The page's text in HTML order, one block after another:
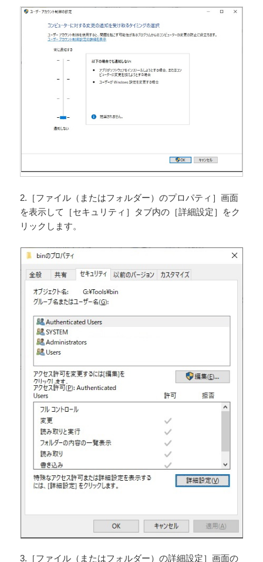
2.［ファイル（またはフォルダー）のプロパティ］画面
を表示して［セキュリティ］タブ内の［詳細設定］をク
リックします。
3.［ファイル（またはフォルダー）の詳細設定］画面の